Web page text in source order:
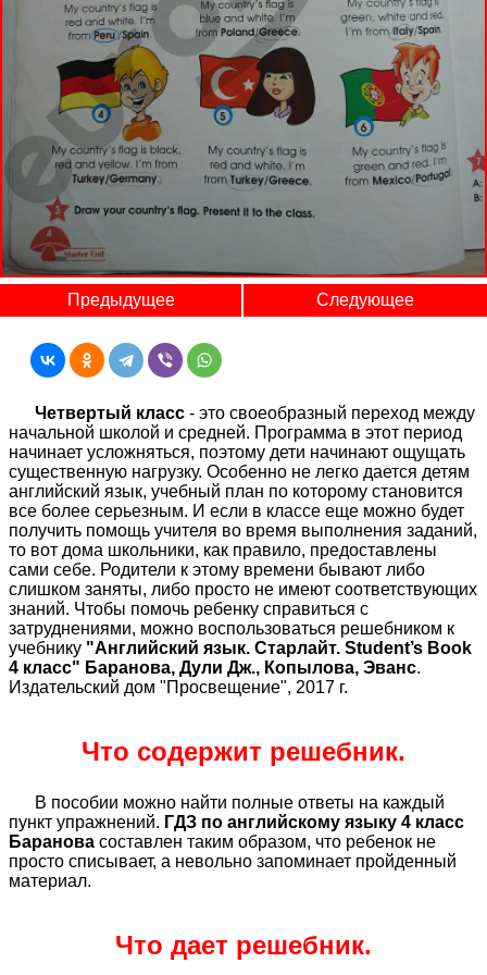
Предыдущее Следующее
Четвертый класс - это своеобразный переход между
начальной школой и средней. Программа в этот период
начинает усложняться, поэтому дети начинают ощущать
существенную нагрузку. Особенно не легко дается детям
английский язык, учебный план по которому становится
все более серьезным. И если в классе еще можно будет
получить помощь учителя во время выполнения заданий,
то вот дома школьники, как правило, предоставлены
сами себе. Родители к этому времени бывают либо
слишком заняты, либо просто не имеют соответствующих
знаний. Чтобы помочь ребенку справиться с
затруднениями, можно воспользоваться решебником к
учебнику "Английский язык. Старлайт. Student’s Book
4 класс" Баранова, Дули Дж., Копылова, Эванс.
Издательский дом "Просвещение", 2017 г.
Что содержит решебник.
В пособии можно найти полные ответы на каждый
пункт упражнений. ГДЗ по английскому языку 4 класс
Баранова составлен таким образом, что ребенок не
просто списывает, а невольно запоминает пройденный
материал.
Что дает решебник.